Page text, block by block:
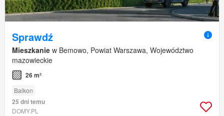
Sprawdź
Mieszkanie w Bemowo, Powiat Warszawa, Województwo
mazowieckie
26 m²
Balkon
25 dni temu
DOMY.PL